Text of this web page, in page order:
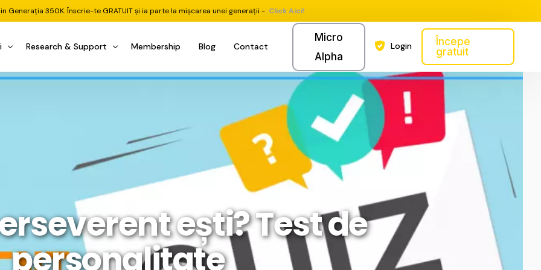
Generația 350K. Înscrie-te GRATUIT și ia parte la mișcarea unei generații - Click Aici!
& Execuție
Tracking
Mecanice
EA MT5
Research & Support
Comunitate Premium
Chat & Suport Mentor
1 la 1 Mentor
Membership Blog Contact
Micro
Alpha
Login
Începe
gratuit
ești? Test de
personalitate